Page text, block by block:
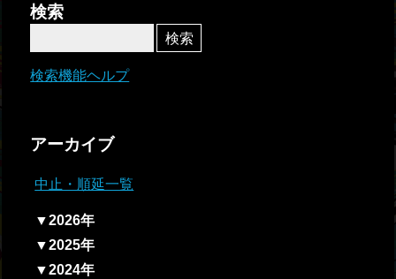
検索
検索機能ヘルプ
アーカイブ
中止・順延一覧
▼2026年
▼2025年
▼2024年